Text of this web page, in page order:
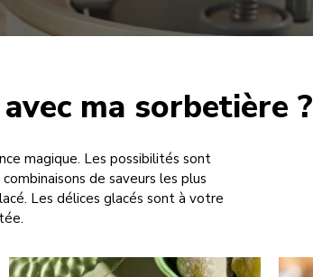
ma sorbetière ?
magique. Les possibilités sont
de saveurs les plus
Les délices glacés sont à votre